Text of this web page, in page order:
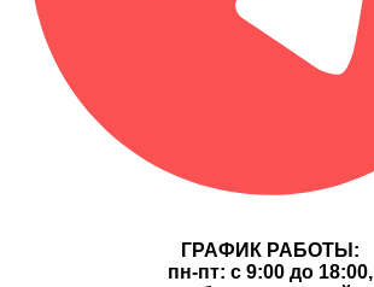
ГРАФИК РАБОТЫ:
пн-пт: с 9:00 до 18:00,